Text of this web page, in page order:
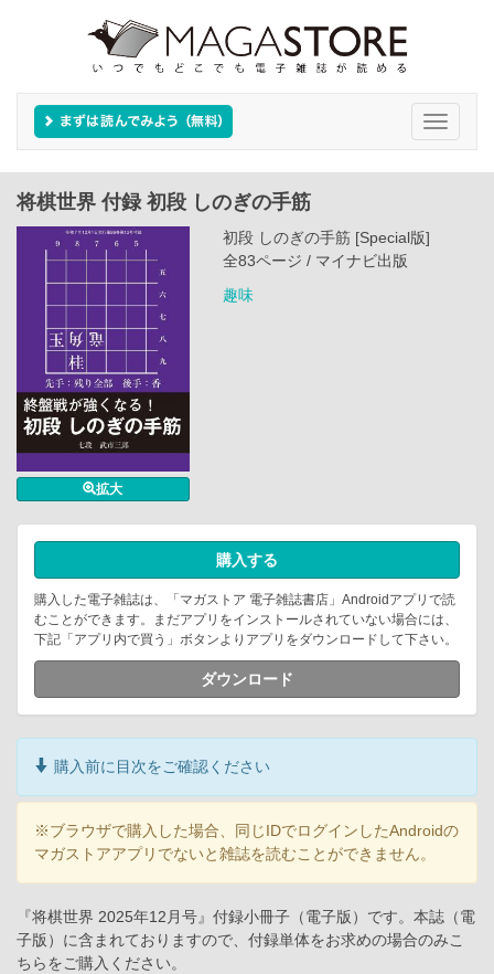
Toggle
将棋世界 付録 初段 しのぎの手筋
拡大
初段 しのぎの手筋 [Special版]
全83ページ / マイナビ出版
趣味
購入する
購入した電子雑誌は、「マガストア 電子雑誌書店」Androidアプリで読
むことができます。まだアプリをインストールされていない場合には、
下記「アプリ内で買う」ボタンよりアプリをダウンロードして下さい。
ダウンロード
購入前に目次をご確認ください
※ブラウザで購入した場合、同じIDでログインしたAndroidの
マガストアアプリでないと雑誌を読むことができません。
『将棋世界 2025年12月号』付録小冊子（電子版）です。本誌（電
子版）に含まれておりますので、付録単体をお求めの場合のみこ
ちらをご購入ください。